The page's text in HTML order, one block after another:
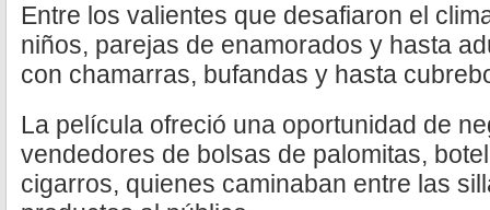
Entre los valientes que desafiaron el
niños, parejas de enamorados y hasta
con chamarras, bufandas y hasta
La película ofreció una oportunidad de
vendedores de bolsas de palomitas,
cigarros, quienes caminaban entre las